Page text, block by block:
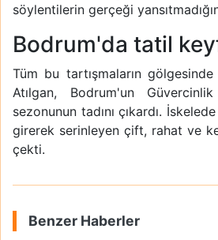
söylentilerin gerçeği
Bodrum'da tatil
Tüm bu tartışmaların
Atılgan, Bodrum'un
sezonunun tadını çıkardı.
girerek serinleyen çift, rahat ve
çekti.
Benzer Haberler